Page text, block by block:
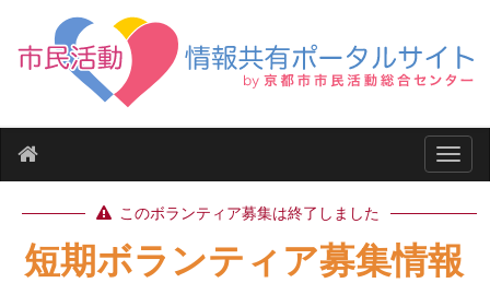
ナビ
このボランティア募集は終了しました
短期ボランティア募集情報